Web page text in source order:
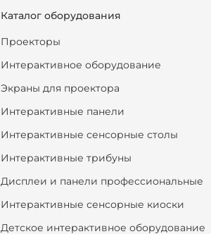
Каталог оборудования
Проекторы
Интерактивное оборудование
Экраны для проектора
Интерактивные панели
Интерактивные сенсорные столы
Интерактивные трибуны
Дисплеи и панели профессиональные
Интерактивные сенсорные киоски
Детское интерактивное оборудование